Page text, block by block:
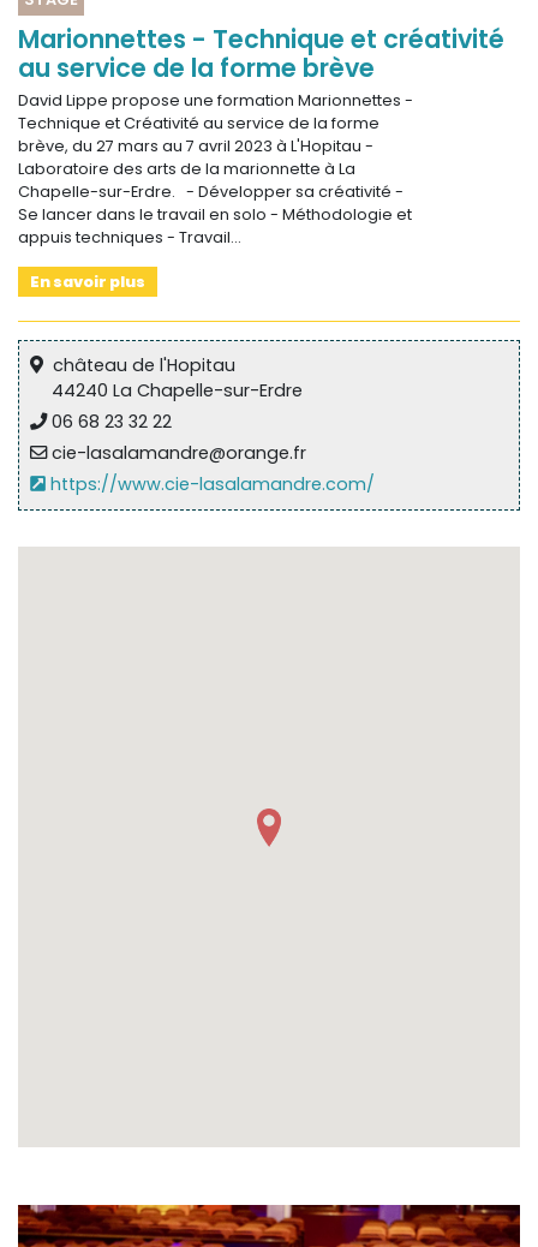
Marionnettes - Technique et créativité
au service de la forme brève
David Lippe propose une formation Marionnettes -
Technique et Créativité au service de la forme
brève, du 27 mars au 7 avril 2023 à L'Hopitau -
Laboratoire des arts de la marionnette à La
Chapelle-sur-Erdre. - Développer sa créativité -
Se lancer dans le travail en solo - Méthodologie et
appuis techniques - Travail…
En savoir plus
château de l'Hopitau
44240 La Chapelle-sur-Erdre
06 68 23 32 22
cie-lasalamandre@orange.fr
https://www.cie-lasalamandre.com/